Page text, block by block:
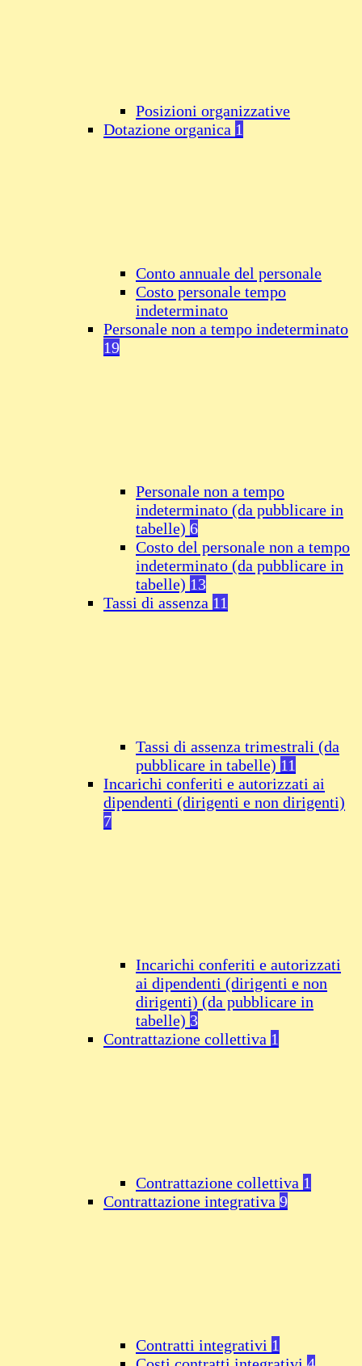
Posizioni organizzative
Dotazione organica 1
Conto annuale del personale
Costo personale tempo
indeterminato
Personale non a tempo indeterminato
19
Personale non a tempo
indeterminato (da pubblicare in
tabelle) 6
Costo del personale non a tempo
indeterminato (da pubblicare in
tabelle) 13
Tassi di assenza 11
Tassi di assenza trimestrali (da
pubblicare in tabelle) 11
Incarichi conferiti e autorizzati ai
dipendenti (dirigenti e non dirigenti)
7
Incarichi conferiti e autorizzati
ai dipendenti (dirigenti e non
dirigenti) (da pubblicare in
tabelle) 3
Contrattazione collettiva 1
Contrattazione collettiva 1
Contrattazione integrativa 9
Contratti integrativi 1